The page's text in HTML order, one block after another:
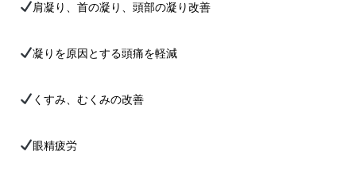
肩凝り、首の凝り、頭部の凝り改善
凝りを原因とする頭痛を軽減
くすみ、むくみの改善
眼精疲労